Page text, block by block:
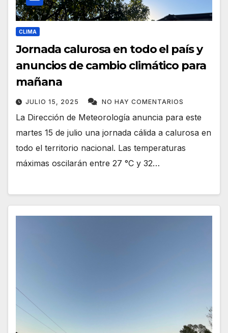
CLIMA
Jornada calurosa en todo el país y
anuncios de cambio climático para
mañana
JULIO 15, 2025 NO HAY COMENTARIOS
La Dirección de Meteorología anuncia para este
martes 15 de julio una jornada cálida a calurosa en
todo el territorio nacional. Las temperaturas
máximas oscilarán entre 27 °C y 32…